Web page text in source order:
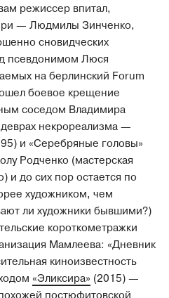
режиссер впитал,
— Людмилы Зинченко,
сновидческих
псевдонимом Люся
на берлинский Forum
боевое крещение
соседом Владимира
некрореализма —
и «Серебряные головы»
Родченко (мастерская
и до сих пор остается по
художником, чем
ли художники бывшими?)
короткометражки
Мамлеева: «Дневник
киноизвестность
«Эликсира» (2015) —